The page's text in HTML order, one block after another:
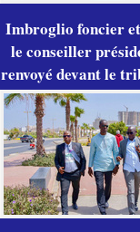
Imbroglio foncier
le conseiller
renvoyé devant le